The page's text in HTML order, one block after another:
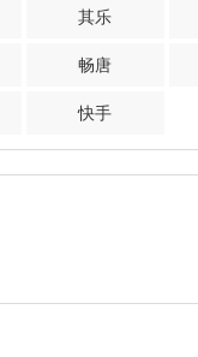
其乐
畅唐
快手